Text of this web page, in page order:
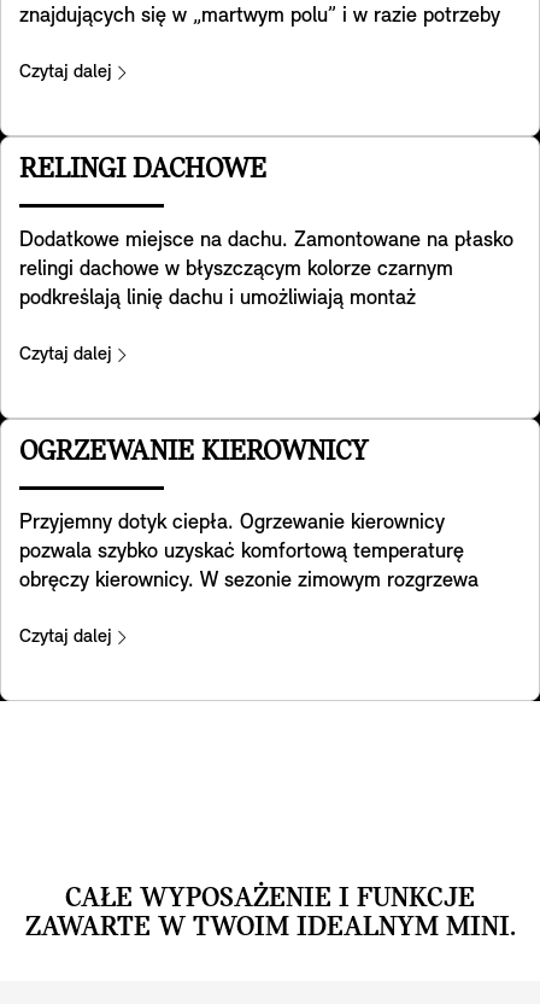
znajdujących się w „martwym polu” i w razie potrzeby
jazdy. Ponadto pomaga wykrywać ruch poprzeczny za
wypadkom z tyłu, np. ostrzegając o zbliżaniu się do
końca korka poprzez miganie świateł awaryjnych. A po
zawarte w tym wyposażeniu zapewniają pomoc tylko w
ściśle określonych granicach. Ostateczna
odpowiedzialność za dostosowanie jazdy do warunków
przyszłości zależy od przepisów obowiązujących w
Czytaj dalej
RELINGI DACHOWE
Dodatkowe miejsce na dachu. Zamontowane na płasko
relingi dachowe w błyszczącym kolorze czarnym
podkreślają linię dachu i umożliwiają montaż
bezpiecznie montować rowery, pojemniki dachowe,
Czytaj dalej
OGRZEWANIE KIEROWNICY
Przyjemny dotyk ciepła. Ogrzewanie kierownicy
pozwala szybko uzyskać komfortową temperaturę
obręczy kierownicy. W sezonie zimowym rozgrzewa
wycieczki są znacznie przyjemniejsze.
Czytaj dalej
CAŁE WYPOSAŻENIE I FUNKCJE
ZAWARTE W TWOIM IDEALNYM MINI.